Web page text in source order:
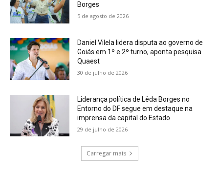
Borges
5 de agosto de 2026
Daniel Vilela lidera disputa ao governo de
Goiás em 1º e 2º turno, aponta pesquisa
Quaest
30 de julho de 2026
Liderança política de Lêda Borges no
Entorno do DF segue em destaque na
imprensa da capital do Estado
29 de julho de 2026
Carregar mais